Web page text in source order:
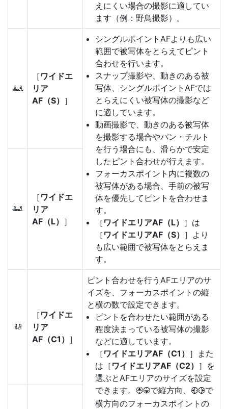
えにくい場合の撮影に適してい
ます（例：野鳥撮影）。
f
［ ワイドエ
リア
AF（S） ］
シングルポイントAFよりも広い
範囲で被写体をとらえてピント
合わせを行います。
スナップ撮影や、動きのある被
写体、シングルポイントAFでは
とらえにくい被写体の撮影など
に適しています。
動画撮影で、動きのある被写体
を撮影する場合やパン・チルト
を行う場合にも、滑らかで安定
したピント合わせが行えます。
フォーカスポイント内に複数の
被写体がある場合、手前の被写
体を優先してピントを合わせま
す。
［ ワイドエリアAF（L） ］は
［ ワイドエリアAF（S） ］より
も広い範囲で被写体をとらえま
す。
g
［ ワイドエ
リア
AF（L） ］
8
［ ワイドエ
リア
AF（C1） ］
ピント合わせを行うAFエリアのサ
イズを、フォーカスポイントの縦
と横の数で設定できます。
ピントを合わせたい範囲がある
程度決まっている被写体の撮影
などに適しています。
［ ワイドエリアAF（C1） ］また
は［ ワイドエリアAF（C2） ］を
選ぶとAFエリアのサイズを設定
できます。 13で縦方向、 42で
横方向のフォーカスポイントの